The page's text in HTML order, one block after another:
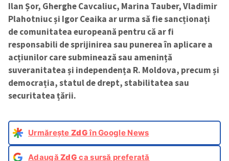
Ilan Șor, Gherghe Cavcaliuc, Marina Tauber, Vladimir
Plahotniuc și Igor Ceaika ar urma să fie sancționați
de comunitatea europeană pentru că ar fi
responsabili de sprijinirea sau punerea în aplicare a
acțiunilor care subminează sau amenință
suveranitatea și independența R. Moldova, precum și
democrația, statul de drept, stabilitatea sau
securitatea țării.
Urmărește ZdGîn Google News
AdaugăZdG ca sursă preferată